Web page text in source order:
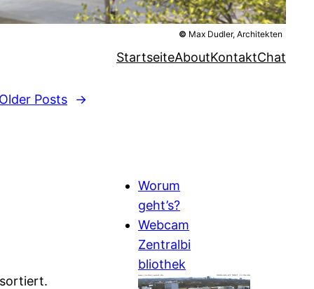
© Max Dudler, Architekten
StartseiteAboutKontaktChat
Older Posts →
Worum
geht’s?
Webcam
Zentralbi
bliothek